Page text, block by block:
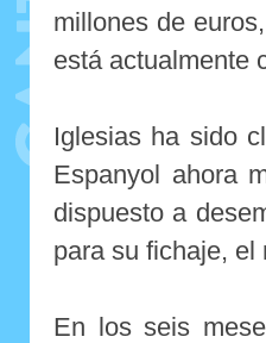
millones de
está actualmente
Iglesias ha sido
Espanyol ahora
dispuesto a
para su fichaje, el
En los seis